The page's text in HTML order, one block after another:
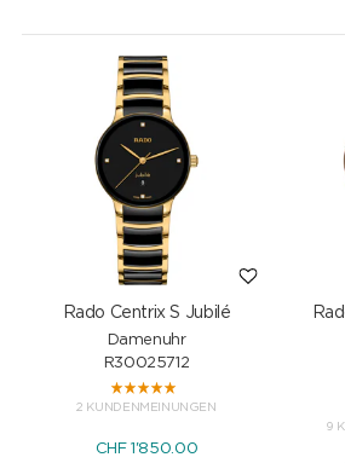
Rado Centrix S Jubilé
Damenuhr
R30025712
2 KUNDENMEINUNGEN
CHF1'850.00
9